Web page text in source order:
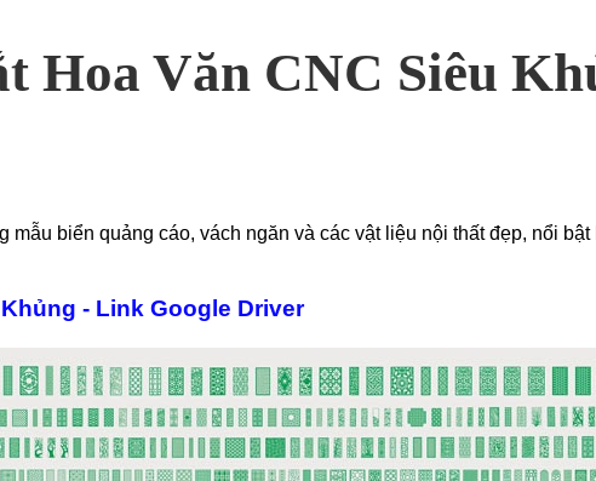
Hoa Văn CNC Siêu
mẫu biển quảng cáo, vách ngăn và các vật liệu nội thất đẹp, nổi
- Link Google Driver